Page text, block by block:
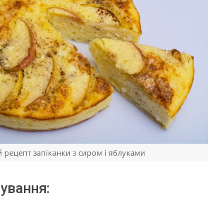
рецепт запіканки з сиром і яблуками